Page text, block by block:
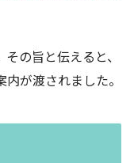
の旨と伝えると、
が渡されました。